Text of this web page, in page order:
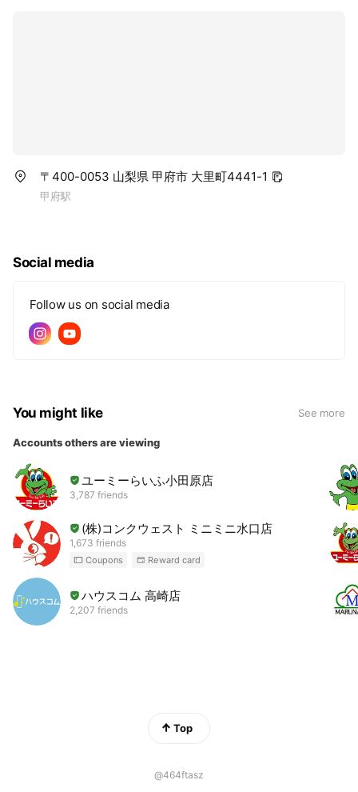
〒400-0053 山梨県 甲府市 大里町4441-1
甲府駅
Social media
Follow us on social media
You might like See more
Accounts others are viewing
ユーミーらいふ小田原店
3,787 friends
(株)コンクウェスト ミニミニ水口店
1,673 friends
Coupons Reward card
ハウスコム 高崎店
2,207 friends
Top
@464ftasz